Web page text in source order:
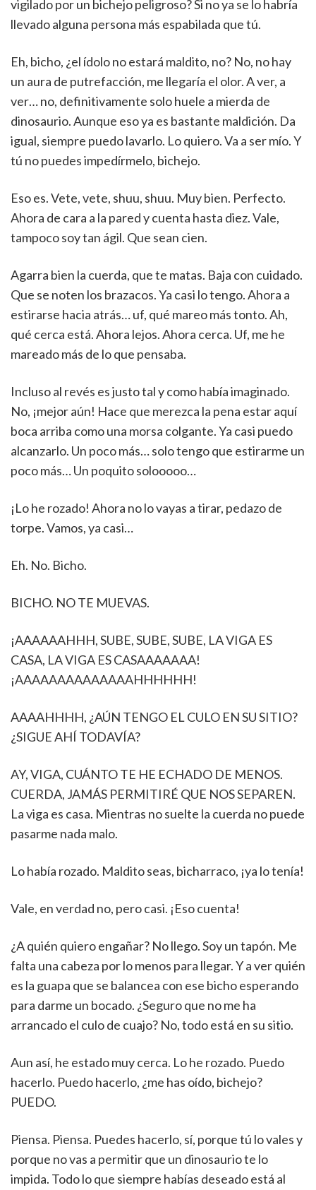
vigilado por un bichejo peligroso? Si no ya se lo habría
llevado alguna persona más espabilada que tú.
Eh, bicho, ¿el ídolo no estará maldito, no? No, no hay
un aura de putrefacción, me llegaría el olor. A ver, a
ver… no, definitivamente solo huele a mierda de
dinosaurio. Aunque eso ya es bastante maldición. Da
igual, siempre puedo lavarlo. Lo quiero. Va a ser mío. Y
tú no puedes impedírmelo, bichejo.
Eso es. Vete, vete, shuu, shuu. Muy bien. Perfecto.
Ahora de cara a la pared y cuenta hasta diez. Vale,
tampoco soy tan ágil. Que sean cien.
Agarra bien la cuerda, que te matas. Baja con cuidado.
Que se noten los brazacos. Ya casi lo tengo. Ahora a
estirarse hacia atrás… uf, qué mareo más tonto. Ah,
qué cerca está. Ahora lejos. Ahora cerca. Uf, me he
mareado más de lo que pensaba.
Incluso al revés es justo tal y como había imaginado.
No, ¡mejor aún! Hace que merezca la pena estar aquí
boca arriba como una morsa colgante. Ya casi puedo
alcanzarlo. Un poco más… solo tengo que estirarme un
poco más… Un poquito solooooo…
¡Lo he rozado! Ahora no lo vayas a tirar, pedazo de
torpe. Vamos, ya casi…
Eh. No. Bicho.
BICHO. NO TE MUEVAS.
¡AAAAAAHHH, SUBE, SUBE, SUBE, LA VIGA ES
CASA, LA VIGA ES CASAAAAAAA!
¡AAAAAAAAAAAAAAHHHHHH!
AAAAHHHH, ¿AÚN TENGO EL CULO EN SU SITIO?
¿SIGUE AHÍ TODAVÍA?
AY, VIGA, CUÁNTO TE HE ECHADO DE MENOS.
CUERDA, JAMÁS PERMITIRÉ QUE NOS SEPAREN.
La viga es casa. Mientras no suelte la cuerda no puede
pasarme nada malo.
Lo había rozado. Maldito seas, bicharraco, ¡ya lo tenía!
Vale, en verdad no, pero casi. ¡Eso cuenta!
¿A quién quiero engañar? No llego. Soy un tapón. Me
falta una cabeza por lo menos para llegar. Y a ver quién
es la guapa que se balancea con ese bicho esperando
para darme un bocado. ¿Seguro que no me ha
arrancado el culo de cuajo? No, todo está en su sitio.
Aun así, he estado muy cerca. Lo he rozado. Puedo
hacerlo. Puedo hacerlo, ¿me has oído, bichejo?
PUEDO.
Piensa. Piensa. Puedes hacerlo, sí, porque tú lo vales y
porque no vas a permitir que un dinosaurio te lo
impida. Todo lo que siempre habías deseado está al